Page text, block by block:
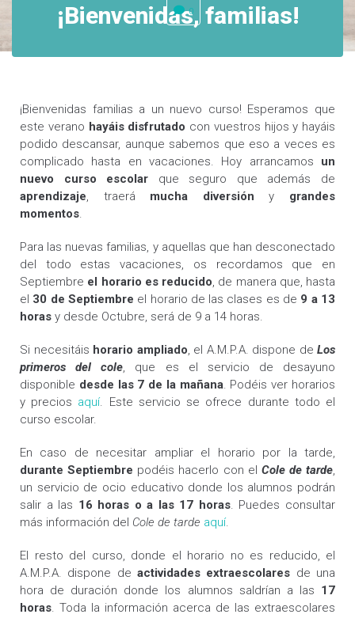
¡Bienvenidas, familias!
0
¡Bienvenidas familias a un nuevo curso! Esperamos que
este verano hayáis disfrutado con vuestros hijos y hayáis
podido descansar, aunque sabemos que eso a veces es
complicado hasta en vacaciones. Hoy arrancamos un
nuevo curso escolar que seguro que además de
aprendizaje, traerá mucha diversión y grandes
momentos.
Para las nuevas familias, y aquellas que han desconectado
del todo estas vacaciones, os recordamos que en
Septiembre el horario es reducido, de manera que, hasta
el 30 de Septiembre el horario de las clases es de 9 a 13
horas y desde Octubre, será de 9 a 14 horas.
Si necesitáis horario ampliado, el A.M.P.A. dispone de Los
primeros del cole, que es el servicio de desayuno
disponible desde las 7 de la mañana. Podéis ver horarios
y precios aquí. Este servicio se ofrece durante todo el
curso escolar.
En caso de necesitar ampliar el horario por la tarde,
durante Septiembre podéis hacerlo con el Cole de tarde,
un servicio de ocio educativo donde los alumnos podrán
salir a las 16 horas o a las 17 horas. Puedes consultar
más información del Cole de tarde aquí.
El resto del curso, donde el horario no es reducido, el
A.M.P.A. dispone de actividades extraescolares de una
hora de duración donde los alumnos saldrían a las 17
horas. Toda la información acerca de las extraescolares